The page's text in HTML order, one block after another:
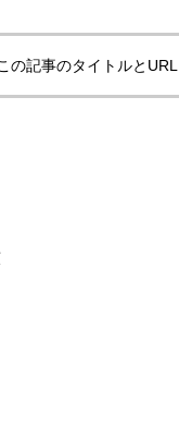
の記事のタイトルと